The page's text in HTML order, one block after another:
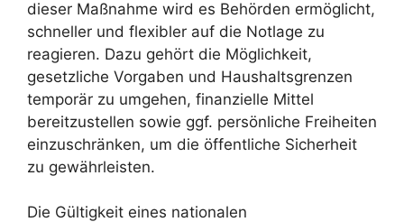
dieser Maßnahme wird es Behörden ermöglicht,
schneller und flexibler auf die Notlage zu
reagieren. Dazu gehört die Möglichkeit,
gesetzliche Vorgaben und Haushaltsgrenzen
temporär zu umgehen, finanzielle Mittel
bereitzustellen sowie ggf. persönliche Freiheiten
einzuschränken, um die öffentliche Sicherheit
zu gewährleisten.
Die Gültigkeit eines nationalen